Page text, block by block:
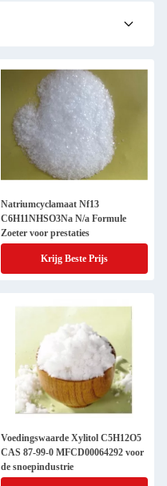
Natriumcyclamaat Nf13
C6H11NHSO3Na N/a Formule
Zoeter voor prestaties
Krijg Beste Prijs
Voedingswaarde Xylitol C5H12O5
CAS 87-99-0 MFCD00064292 voor
de snoepindustrie